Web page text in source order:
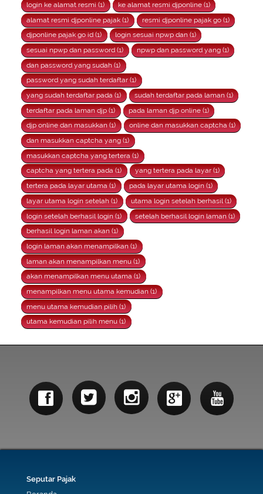
login ke alamat resmi (1)
ke alamat resmi djponline (1)
alamat resmi djponline pajak (1)
resmi djponline pajak go (1)
djponline pajak go id (1)
login sesuai npwp dan (1)
sesuai npwp dan password (1)
npwp dan password yang (1)
dan password yang sudah (1)
password yang sudah terdaftar (1)
yang sudah terdaftar pada (1)
sudah terdaftar pada laman (1)
terdaftar pada laman djp (1)
pada laman djp online (1)
djp online dan masukkan (1)
online dan masukkan captcha (1)
dan masukkan captcha yang (1)
masukkan captcha yang tertera (1)
captcha yang tertera pada (1)
yang tertera pada layar (1)
tertera pada layar utama (1)
pada layar utama login (1)
layar utama login setelah (1)
utama login setelah berhasil (1)
login setelah berhasil login (1)
setelah berhasil login laman (1)
berhasil login laman akan (1)
login laman akan menampilkan (1)
laman akan menampilkan menu (1)
akan menampilkan menu utama (1)
menampilkan menu utama kemudian (1)
menu utama kemudian pilih (1)
utama kemudian pilih menu (1)
Seputar Pajak